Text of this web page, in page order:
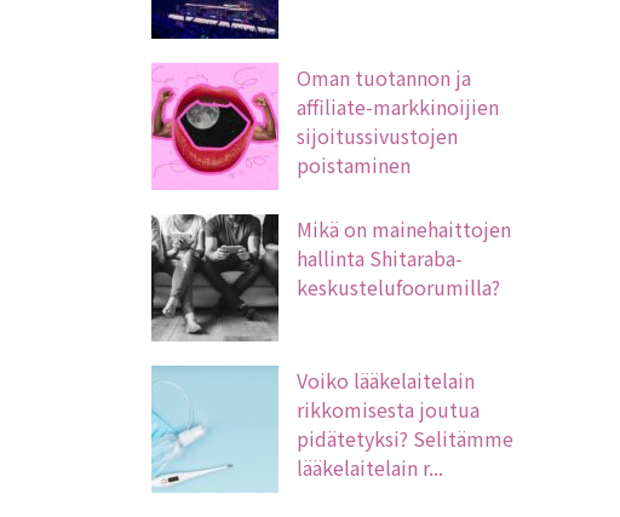
Oman tuotannon ja
affiliate-markkinoijien
sijoitussivustojen
poistaminen
Mikä on mainehaittojen
hallinta Shitaraba-
keskustelufoorumilla?
Voiko lääkelaitelain
rikkomisesta joutua
pidätetyksi? Selitämme
lääkelaitelain r...